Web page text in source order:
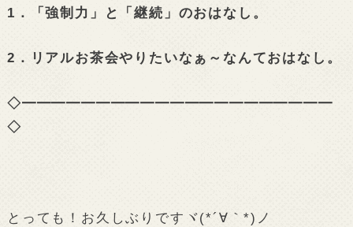
1．「強制力」と「継続」のおはなし。
2．リアルお茶会やりたいなぁ～なんておはなし。
◇━━━━━━━━━━━━━━━━━━━━━
◇
とっても！お久しぶりですヾ(*´∀｀*)ノ